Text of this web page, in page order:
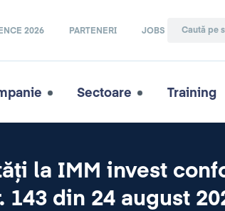
2026 PARTENERI JOBS
Sectoare Training
la IMM invest
143 din 24 august